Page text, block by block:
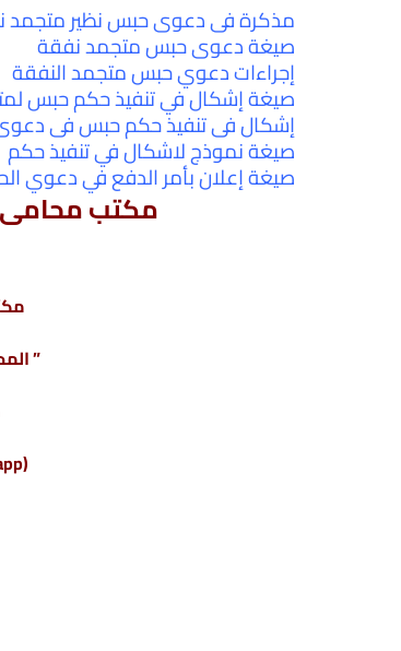
مذكرة فى دعوى حبس نظير متجمد
صيغة دعوى حبس متجمد نفقة
إجراءات دعوي حبس متجمد النفقة
صيغة إشكال في تنفيذ حكم حبس
إشكال فى تنفيذ حكم حبس فى
صيغة نموذج لاشكال في تنفيذ حكم
صيغة إعلان بأمر الدفع في دعوي
مكتب محامى
”
(whats app ) واتس أب : 201220615243+